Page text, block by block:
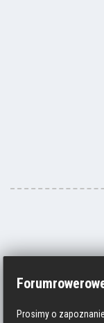
Prosimy o